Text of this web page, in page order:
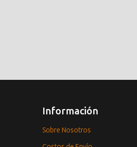
Información
Sobre Nosotros